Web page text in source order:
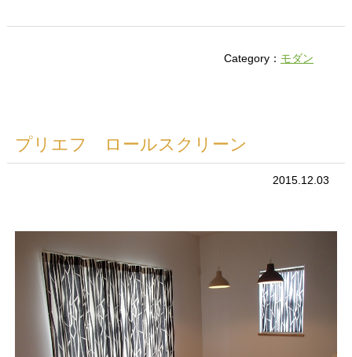
Category： モダン
プリエフ ロールスクリーン
2015.12.03